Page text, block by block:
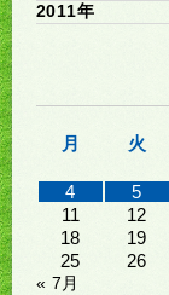
2011年
月 火
4
5
11
12
18
19
25
26
« 7月